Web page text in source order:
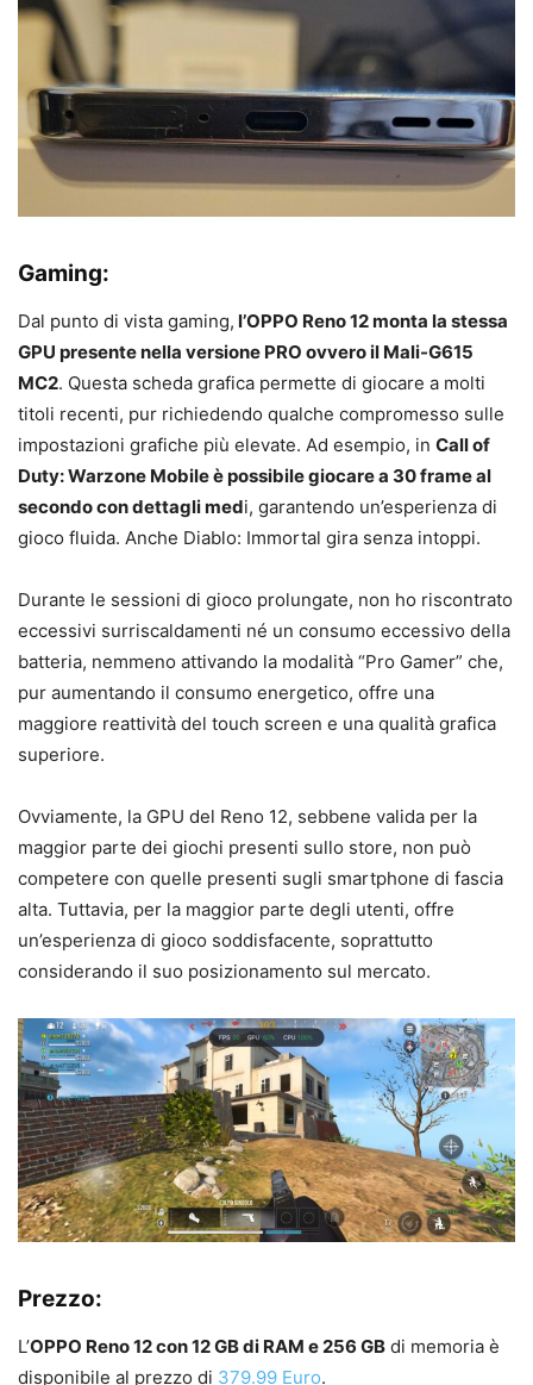
Gaming:
Dal punto di vista gaming, l’OPPO Reno 12 monta la stessa
GPU presente nella versione PRO ovvero il Mali-G615
MC2. Questa scheda grafica permette di giocare a molti
titoli recenti, pur richiedendo qualche compromesso sulle
impostazioni grafiche più elevate. Ad esempio, in Call of
Duty: Warzone Mobile è possibile giocare a 30 frame al
secondo con dettagli medi, garantendo un’esperienza di
gioco fluida. Anche Diablo: Immortal gira senza intoppi.
Durante le sessioni di gioco prolungate, non ho riscontrato
eccessivi surriscaldamenti né un consumo eccessivo della
batteria, nemmeno attivando la modalità “Pro Gamer” che,
pur aumentando il consumo energetico, offre una
maggiore reattività del touch screen e una qualità grafica
superiore.
Ovviamente, la GPU del Reno 12, sebbene valida per la
maggior parte dei giochi presenti sullo store, non può
competere con quelle presenti sugli smartphone di fascia
alta. Tuttavia, per la maggior parte degli utenti, offre
un’esperienza di gioco soddisfacente, soprattutto
considerando il suo posizionamento sul mercato.
Prezzo:
L’OPPO Reno 12 con 12 GB di RAM e 256 GB di memoria è
disponibile al prezzo di 379.99 Euro.